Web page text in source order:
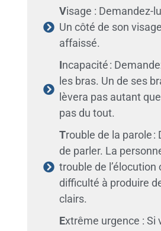
Visage : Demandez-
Un côté de son
affaissé.
Incapacité :
les bras. Un de ses
lèvera pas autant
pas du tout.
Trouble de la parole :
de parler. La
trouble de l’élocution
difficulté à produire
clairs.
Extrême urgence : Si